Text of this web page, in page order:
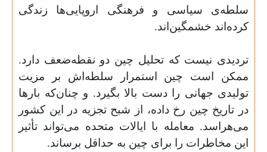
سلطه‌ی سیاسی و فرهنگی اروپایی‌ها زندگی
کرده‌اند خشمگین‌اند.
تردیدی نیست که تحلیل چین دو نقطه‌ضعف دارد.
ممکن است چین استمرار سلطه‌اش بر مزیت
تولیدی جهانی را دست بالا بگیرد. و چنان‌که بارها
در تاریخ چین رخ داده، از شبح تجزیه در این کشور
می‌هراسد. معامله با ایالات متحده می‌تواند تأثیر
این مخاطرات را برای چین به حداقل برساند.